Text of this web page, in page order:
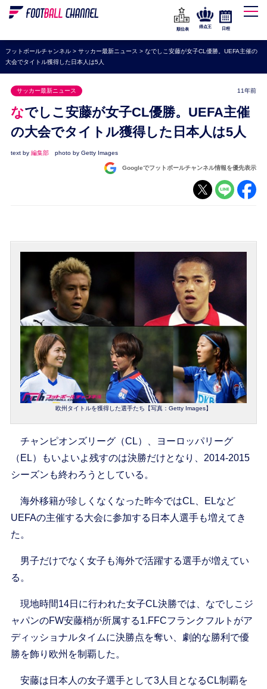
WEリーグ
海外サッカー
プレミアリーグ
ラ・リーガ
セリエA
ブンデスリーガ
UEFA
ナショナルチーム
順位表
得点王 日程
フットボールチャンネル> サッカー最新ニュース > なでしこ安藤が女子CL優勝。UEFA主催の
大会でタイトル獲得した日本人は5人
サッカー最新ニュース 11年前
なでしこ安藤が女子CL優勝。UEFA主催
の大会でタイトル獲得した日本人は5人
text by 編集部 photo by Getty Images
Googleでフットボールチャンネル情報を優先表示
欧州タイトルを獲得した選手たち【写真：Getty Images】
チャンピオンズリーグ（CL）、ヨーロッパリーグ
（EL）もいよいよ残すのは決勝だけとなり、2014-2015
シーズンも終わろうとしている。
海外移籍が珍しくなくなった昨今ではCL、ELなど
UEFAの主催する大会に参加する日本人選手も増えてき
た。
男子だけでなく女子も海外で活躍する選手が増えてい
る。
現地時間14日に行われた女子CL決勝では、なでしこジ
ャパンのFW安藤梢が所属する1.FFCフランクフルトがア
ディッショナルタイムに決勝点を奪い、劇的な勝利で優
勝を飾り欧州を制覇した。
安藤は日本人の女子選手として3人目となるCL制覇を